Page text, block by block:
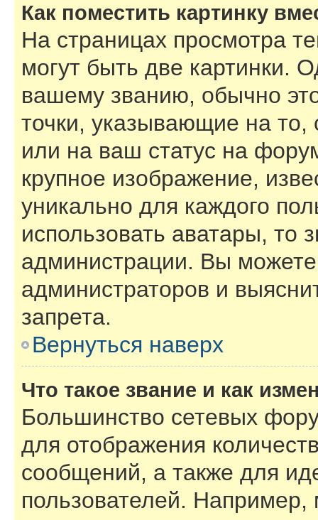
Как поместить картинку
На страницах просмотра
могут быть две картинки.
вашему званию, обычно
точки, указывающие на то,
или на ваш статус на
крупное изображение,
уникально для каждого
использовать аватары, то
администрации. Вы можете
администраторов и
запрета.
Вернуться наверх
Что такое звание и как
Большинство сетевых
для отображения
сообщений, а также для
пользователей.